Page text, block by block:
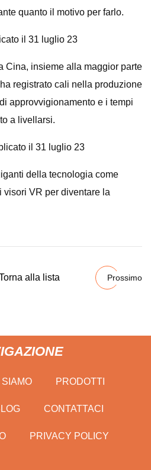
quanto il motivo per farlo.
il 31 luglio 23
Cina, insieme alla maggior parte
registrato cali nella produzione
approvvigionamento e i tempi
a livellarsi.
il 31 luglio 23
della tecnologia come
visori VR per diventare la
alla lista Prossimo
PRODOTTI
CONTATTACI
PRIVACY POLICY